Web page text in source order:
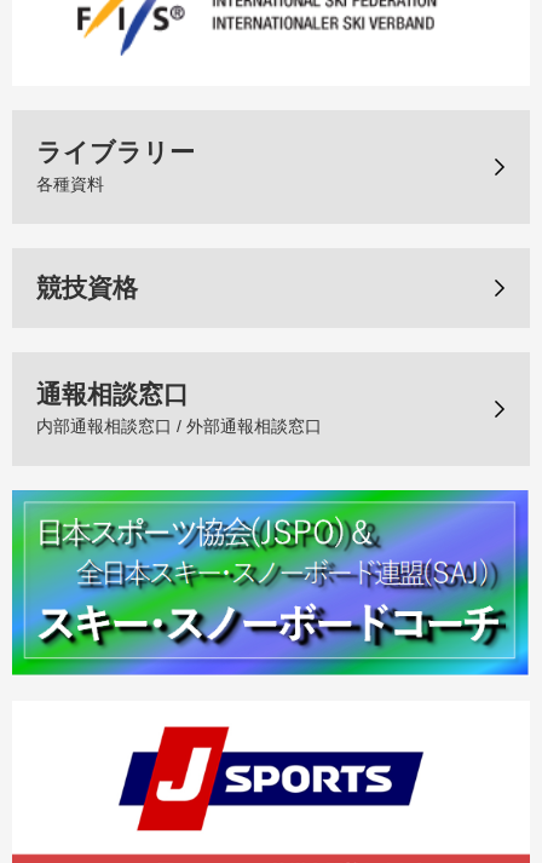
ライブラリー
各種資料
競技資格
通報相談窓口
内部通報相談窓口 / 外部通報相談窓口